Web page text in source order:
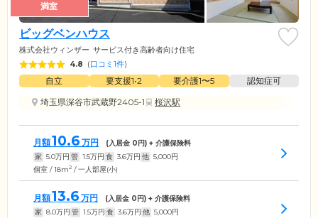
満室
ビッグベンハウス
株式会社ウィンザー サービス付き高齢者向け住宅
4.8 (口コミ1件)
自立 要支援1•2 要介護1〜5
認知症可
埼玉県深谷市武蔵野2405-1
桜沢駅
月額10.6 万円 (入居金 0円) + 介護保険料
家 5.0万円 管 1.5万円 食 3.6万円 他 5,000円
個室 / 18m2 / 一人部屋(小)
月額13.6 万円 (入居金 0円) + 介護保険料
家 8.0万円 管 1.5万円 食 3.6万円 他 5,000円